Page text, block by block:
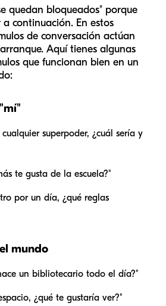
quedan bloqueados" porque
continuación. En estos
de conversación actúan
Aquí tienes algunas
que funcionan bien en un
superpoder, ¿cuál sería y
te gusta de la escuela?"
por un día, ¿qué reglas
mundo
un bibliotecario todo el día?"
¿qué te gustaría ver?"